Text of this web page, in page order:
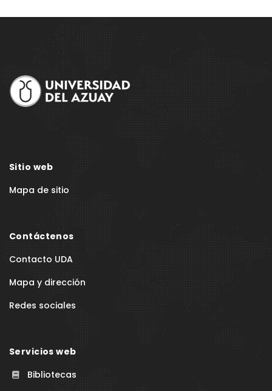
Sitio web
Mapa de sitio
Contáctenos
Contacto UDA
Mapa y dirección
Redes sociales
Servicios web
Bibliotecas